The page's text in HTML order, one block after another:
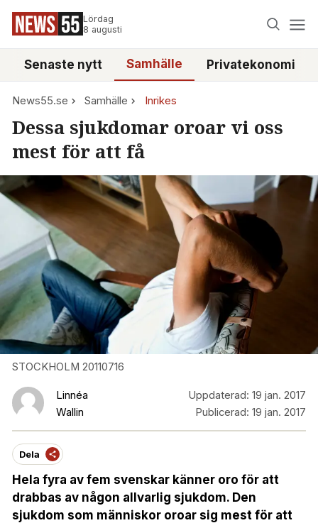
Lördag
8 augusti
Senaste nytt Samhälle Privatekonomi
News55.se Samhälle Inrikes
Dessa sjukdomar oroar vi oss
mest för att få
STOCKHOLM 20110716
Linnéa
Wallin
Uppdaterad: 19 jan. 2017
Publicerad: 19 jan. 2017
Dela
Hela fyra av fem svenskar känner oro för att
drabbas av någon allvarlig sjukdom. Den
sjukdom som människor oroar sig mest för att